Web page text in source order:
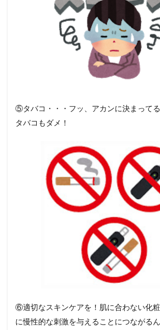
⑤タバコ・・・フッ、アカンに決まって
タバコもダメ！
⑥適切なスキンケアを！肌に合わない化
に慢性的な刺激を与えることにつながるん